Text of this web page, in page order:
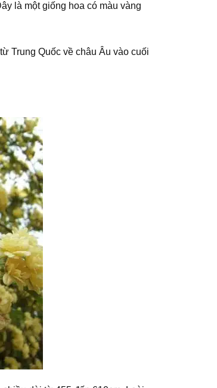
là một giống hoa có màu vàng
Trung Quốc về châu Âu vào cuối